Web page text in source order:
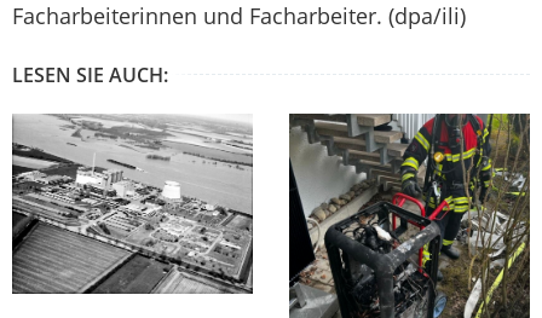
Facharbeiterinnen und Facharbeiter. (dpa/ili)
LESEN SIE AUCH: